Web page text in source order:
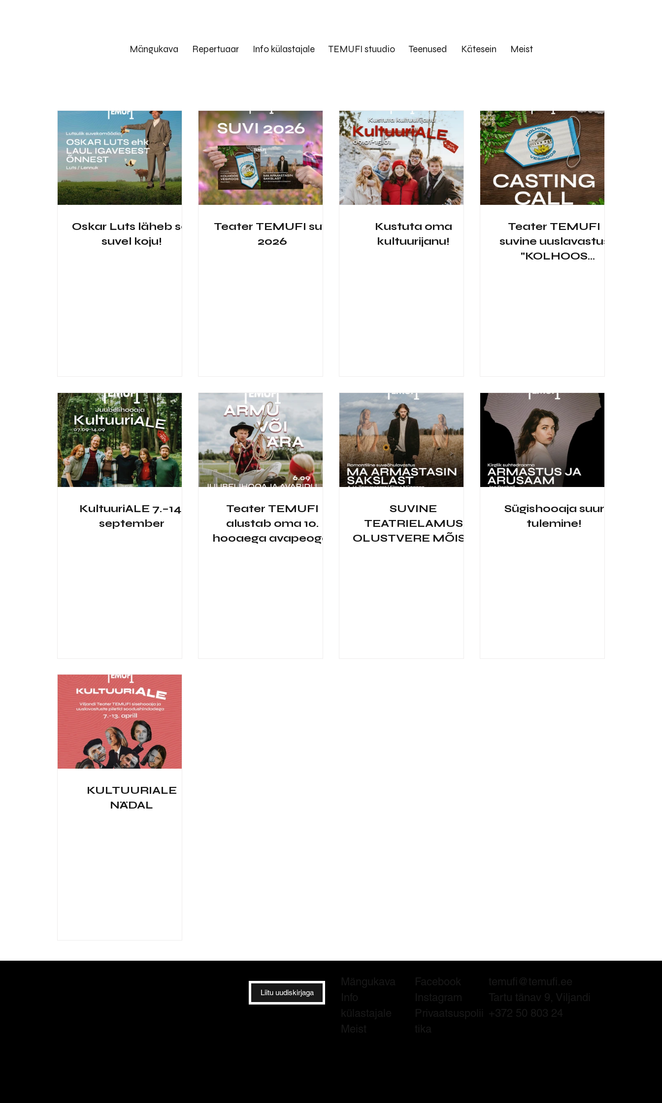
Mängukava Repertuaar Info külastajale TEMUFI stuudio Teenused Kätesein Meist
Oskar Luts läheb sel
suvel koju!
Teater TEMUFI suvi
2026
Kustuta oma
kultuurijanu!
Teater TEMUFI
suvine uuslavastus
"KOLHOOS
KultuuriALE 7.–14.
september
Teater TEMUFI
alustab oma 10.
hooaega avapeoga!
SUVINE
TEATRIELAMUS
OLUSTVERE MÕISA
Sügishooaja suur
tulemine!
KULTUURIALE
NÄDAL
Liitu uudiskirjaga
Mängukava
Info
külastajale
Meist
Facebook
Instagram
Privaatsuspolii
tika
temufi@temufi.ee
Tartu tänav 9, Viljandi
+372 50 803 24